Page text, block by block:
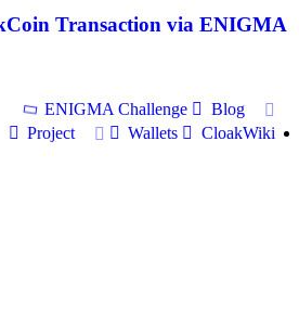
Transaction via ENIGMA
ENIGMA Challenge
Blog
Project
Wallets CloakWiki